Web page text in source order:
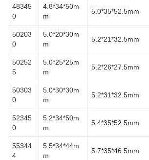
48345
0
4.8*34*50m
m
5.0*35*52.5mm
50203
0
5.0*20*30m
m
5.2*21*32.5mm
50252
5
5.0*25*25m
m
5.2*26*27.5mm
50303
0
5.0*30*30m
m
5.2*31*32.5mm
52345
0
5.2*34*50m
m
5.4*35*52.5mm
55344
4
5.5*34*44m
m
5.7*35*46.5mm